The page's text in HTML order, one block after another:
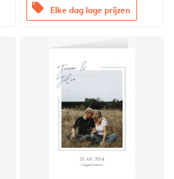
offers Elke dag lage prijzen